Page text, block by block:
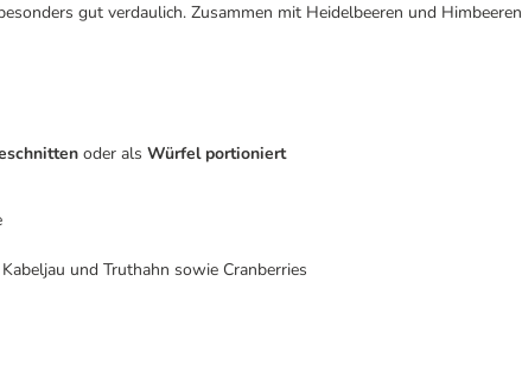
gut verdaulich. Zusammen mit Heidelbeeren und Himbeeren
oder als Würfel portioniert
und Truthahn sowie Cranberries